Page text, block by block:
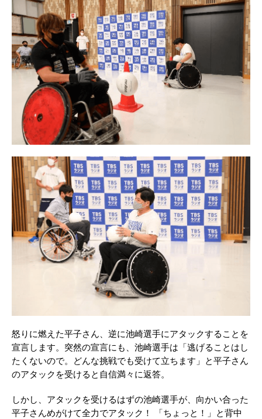
怒りに燃えた平子さん、逆に池崎選手にアタックすることを
宣言します。突然の宣言にも、池崎選手は「逃げることはし
たくないので。どんな挑戦でも受けて立ちます」と平子さん
のアタックを受けると自信満々に返答。
しかし、アタックを受けるはずの池崎選手が、向かい合った
平子さんめがけて全力でアタック！ 「ちょっと！」と背中